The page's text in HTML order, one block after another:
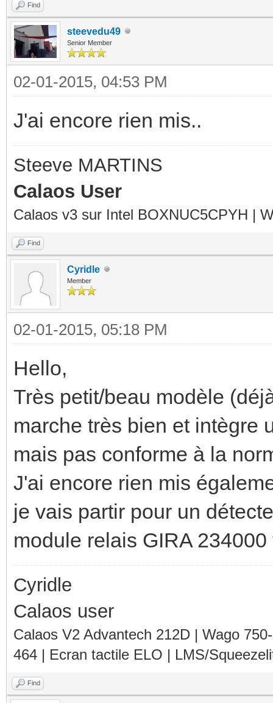
Find
steevedu49
Senior Member
02-01-2015, 04:53 PM
J'ai encore rien mis..
Steeve MARTINS
Calaos User
Calaos v3 sur Intel BOXNUC5CPYH |
Find
Cyridle
Member
02-01-2015, 05:18 PM
Hello,
Très petit/beau modèle
marche très bien et intègre
mais pas conforme à la
J'ai encore rien mis
je vais partir pour un
module relais GIRA
Cyridle
Calaos user
Calaos V2 Advantech 212D | Wago
464 | Ecran tactile ELO | LMS/
Find